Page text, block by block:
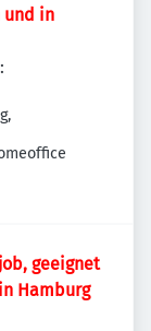
und in
geeignet
Hamburg